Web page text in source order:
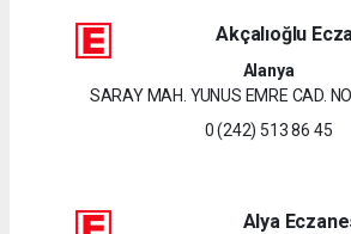
Akçalıoğlu
Alanya
SARAY MAH. YUNUS EMRE CAD.
0 (242) 513 86 45
Alya